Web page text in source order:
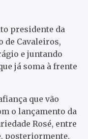
presidente da
de Cavaleiros,
e juntando
já soma à frente
que vão
o lançamento da
Rosé, entre
posteriormente,